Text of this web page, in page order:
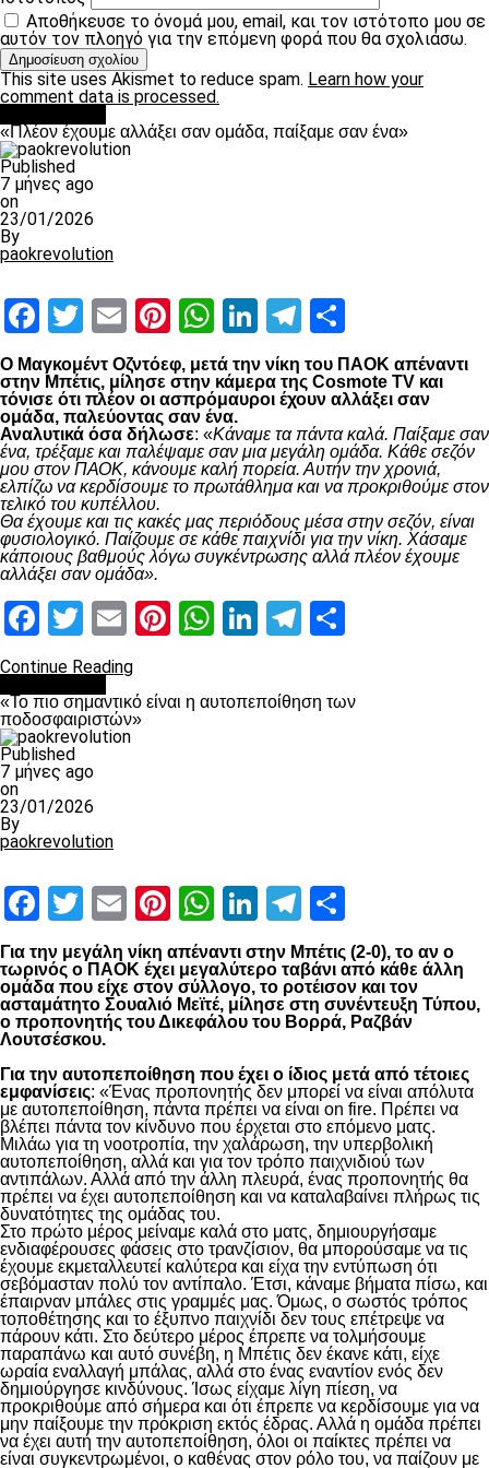
Αποθήκευσε το όνομά μου, email, και τον ιστότοπο μου σε
αυτόν τον πλοηγό για την επόμενη φορά που θα σχολιάσω.
This site uses Akismet to reduce spam. Learn how your
comment data is processed.
«Πλέον έχουμε αλλάξει σαν ομάδα, παίξαμε σαν ένα»
Published
7 μήνες ago
on
23/01/2026
By
paokrevolution
Facebook
Twitter
EmailPinterest
WhatsApp
LinkedIn
Telegram
Ο Μαγκομέντ Οζντόεφ, μετά την νίκη του ΠΑΟΚ απέναντι
στην Μπέτις, μίλησε στην κάμερα της Cosmote TV και
τόνισε ότι πλέον οι ασπρόμαυροι έχουν αλλάξει σαν
ομάδα, παλεύοντας σαν ένα.
Αναλυτικά όσα δήλωσε: «Κάναμε τα πάντα καλά. Παίξαμε σαν
ένα, τρέξαμε και παλέψαμε σαν μια μεγάλη ομάδα. Κάθε σεζόν
μου στον ΠΑΟΚ, κάνουμε καλή πορεία. Αυτήν την χρονιά,
ελπίζω να κερδίσουμε το πρωτάθλημα και να προκριθούμε στον
τελικό του κυπέλλου.
Θα έχουμε και τις κακές μας περιόδους μέσα στην σεζόν, είναι
φυσιολογικό. Παίζουμε σε κάθε παιχνίδι για την νίκη. Χάσαμε
κάποιους βαθμούς λόγω συγκέντρωσης αλλά πλέον έχουμε
αλλάξει σαν ομάδα».
Facebook
Twitter
EmailPinterest
WhatsApp
LinkedIn
Telegram
Continue Reading
«Το πιο σημαντικό είναι η αυτοπεποίθηση των
ποδοσφαιριστών»
Published
7 μήνες ago
on
23/01/2026
By
paokrevolution
Facebook
Twitter
EmailPinterest
WhatsApp
LinkedIn
Telegram
Για την μεγάλη νίκη απέναντι στην Μπέτις (2-0), το αν ο
τωρινός ο ΠΑΟΚ έχει μεγαλύτερο ταβάνι από κάθε άλλη
ομάδα που είχε στον σύλλογο, το ροτέισον και τον
ασταμάτητο Σουαλιό Μεϊτέ, μίλησε στη συνέντευξη Τύπου,
ο προπονητής του Δικεφάλου του Βορρά, Ραζβάν
Λουτσέσκου.
Για την αυτοπεποίθηση που έχει ο ίδιος μετά από τέτοιες
εμφανίσεις: «Ένας προπονητής δεν μπορεί να είναι απόλυτα
με αυτοπεποίθηση, πάντα πρέπει να είναι on fire. Πρέπει να
βλέπει πάντα τον κίνδυνο που έρχεται στο επόμενο ματς.
Μιλάω για τη νοοτροπία, την χαλάρωση, την υπερβολική
αυτοπεποίθηση, αλλά και για τον τρόπο παιχνιδιού των
αντιπάλων. Αλλά από την άλλη πλευρά, ένας προπονητής θα
πρέπει να έχει αυτοπεποίθηση και να καταλαβαίνει πλήρως τις
δυνατότητες της ομάδας του.
Στο πρώτο μέρος μείναμε καλά στο ματς, δημιουργήσαμε
ενδιαφέρουσες φάσεις στο τρανζίσιον, θα μπορούσαμε να τις
έχουμε εκμεταλλευτεί καλύτερα και είχα την εντύπωση ότι
σεβόμασταν πολύ τον αντίπαλο. Έτσι, κάναμε βήματα πίσω, και
έπαιρναν μπάλες στις γραμμές μας. Όμως, ο σωστός τρόπος
τοποθέτησης και το έξυπνο παιχνίδι δεν τους επέτρεψε να
πάρουν κάτι. Στο δεύτερο μέρος έπρεπε να τολμήσουμε
παραπάνω και αυτό συνέβη, η Μπέτις δεν έκανε κάτι, είχε
ωραία εναλλαγή μπάλας, αλλά στο ένας εναντίον ενός δεν
δημιούργησε κινδύνους. Ίσως είχαμε λίγη πίεση, να
προκριθούμε από σήμερα και ότι έπρεπε να κερδίσουμε για να
μην παίξουμε την πρόκριση εκτός έδρας. Αλλά η ομάδα πρέπει
να έχει αυτή την αυτοπεποίθηση, όλοι οι παίκτες πρέπει να
είναι συγκεντρωμένοι, ο καθένας στον ρόλο του, να παίζουν με